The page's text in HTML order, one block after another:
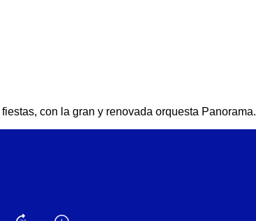
con la gran y renovada orquesta Panorama.